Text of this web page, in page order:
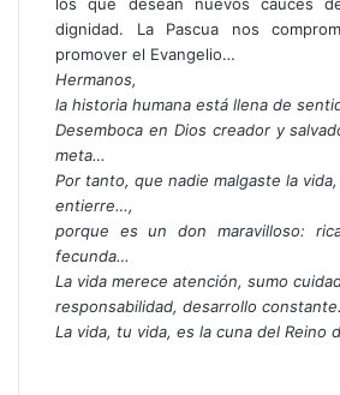
dignidad. La Pascua nos
promover el Evangelio…
Hermanos,
la historia humana está llena de
Desemboca en Dios creador y
meta…
Por tanto, que nadie malgaste la
entierre…,
porque es un don maravilloso:
fecunda…
La vida merece atención, sumo
responsabilidad, desarrollo
La vida, tu vida, es la cuna del Reino